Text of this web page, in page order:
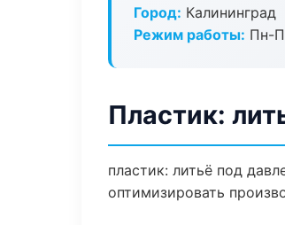
Город: Калининград
Режим работы: Пн-
Пластик:
пластик: литьё под
оптимизировать